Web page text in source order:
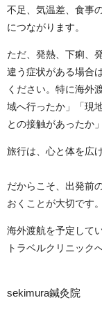
不足、気温差、食事
につながります。
ただ、発熱、下痢、
違う症状がある場合
ください。特に海外
域へ行ったか」「現
との接触があったか
旅行は、心と体を広
だからこそ、出発前
おくことが大切です。
海外渡航を予定して
トラベルクリニック
sekimura鍼灸院